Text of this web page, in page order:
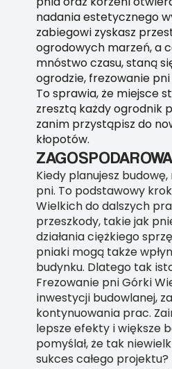
nadania estetycznego
zabiegowi zyskasz
ogrodowych marzeń, a
mnóstwo czasu, staną
ogrodzie, frezowanie
To sprawia, że miejsce
zresztą każdy ogrodnik
zanim przystąpisz do
kłopotów.
Kiedy planujesz
pni. To podstawowy
Wielkich do dalszych
przeszkody, takie jak
działania ciężkiego
pniaki mogą także
budynku. Dlatego tak
Frezowanie pni Górki
inwestycji budowlanej,
kontynuowania prac.
lepsze efekty i większe
pomyślał, że tak
sukces całego projektu?